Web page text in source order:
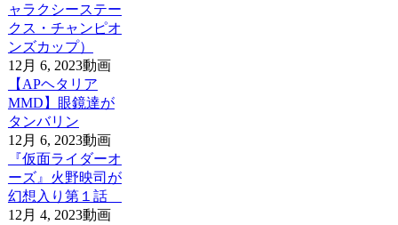
ャラクシーステー
クス・チャンピオ
ンズカップ）
12月 6, 2023動画
【APヘタリア
MMD】眼鏡達が
タンバリン
12月 6, 2023動画
『仮面ライダーオ
ーズ』火野映司が
幻想入り第１話
12月 4, 2023動画